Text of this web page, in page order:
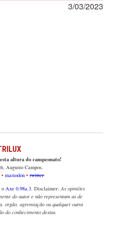
3/03/2023
altura do campeonato!
Augusto Campos.
mastodon
twitter
o Axe 0.98a.3 . Disclaimer:As opiniões
do autor e não representam as de
órgão, agremiação ou qualquer outra
do conhecimento destas.